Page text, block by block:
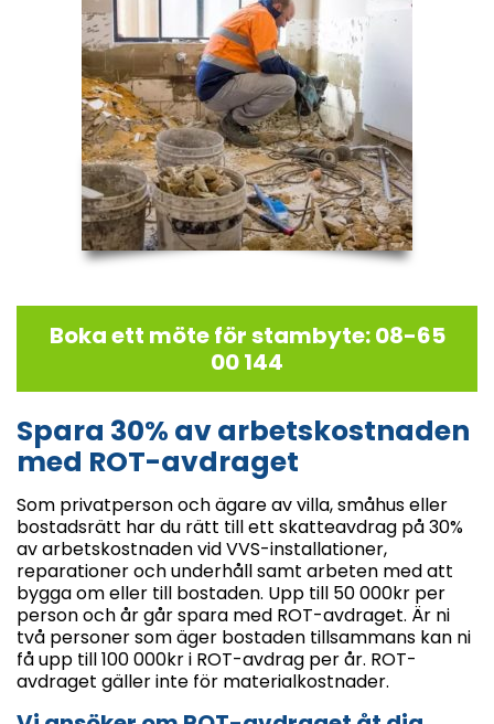
Boka ett möte för stambyte: 08-65
00 144
Spara 30% av arbetskostnaden
med ROT-avdraget
Som privatperson och ägare av villa, småhus eller
bostadsrätt har du rätt till ett skatteavdrag på 30%
av arbetskostnaden vid VVS-installationer,
reparationer och underhåll samt arbeten med att
bygga om eller till bostaden. Upp till 50 000kr per
person och år går spara med ROT-avdraget. Är ni
två personer som äger bostaden tillsammans kan ni
få upp till 100 000kr i ROT-avdrag per år. ROT-
avdraget gäller inte för materialkostnader.